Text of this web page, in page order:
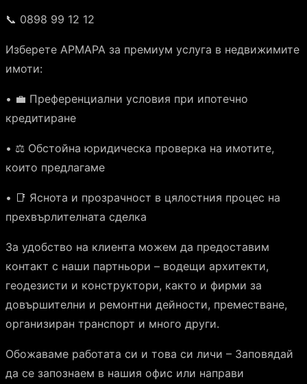
📞 0898 99 12 12
Изберете АРМАРА за премиум услуга в недвижимите
имоти:
• 💼 Преференциални условия при ипотечно
кредитиране
• ⚖️ Обстойна юридическа проверка на имотите,
които предлагаме
• 📑 Яснота и прозрачност в цялостния процес на
прехвърлителната сделка
За удобство на клиента можем да предоставим
контакт с наши партньори – водещи архитекти,
геодезисти и конструктори, както и фирми за
довършителни и ремонтни дейности, преместване,
организиран транспорт и много други.
Обожаваме работата си и това си личи – Заповядай
да се запознаем в нашия офис или направи